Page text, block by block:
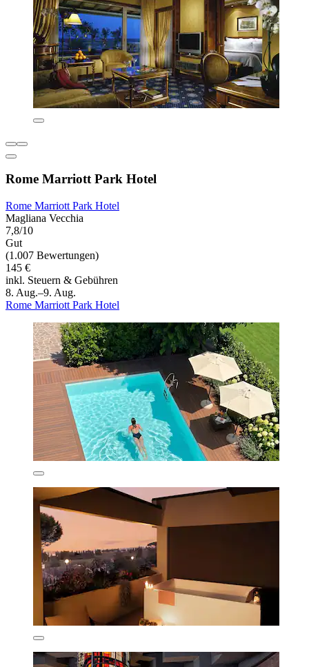
Rome Marriott Park Hotel
Rome Marriott Park Hotel
Magliana Vecchia
7,8/10
Gut
(1.007 Bewertungen)
145 €
inkl. Steuern & Gebühren
8. Aug.–9. Aug.
Rome Marriott Park Hotel